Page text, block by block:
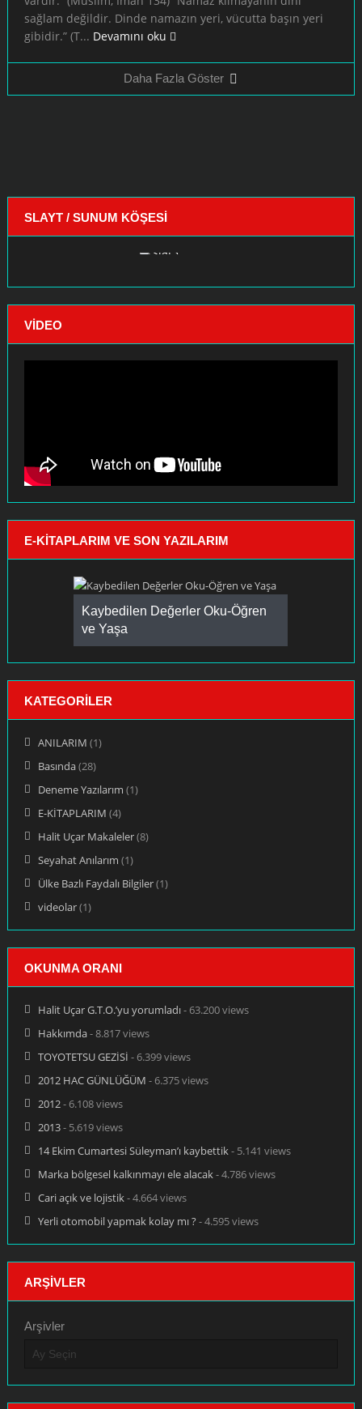
sağlam değildir. Dinde namazın yeri, vücutta başın yeri
gibidir.” (T... Devamını oku
Daha Fazla Göster
SLAYT / SUNUM KÖŞESI
VIDEO
E-KITAPLARIM VE SON YAZILARIM
Kaybedilen Değerler Oku-Öğren
ve Yaşa
KATEGORILER
ANILARIM (1)
Basında(28)
Deneme Yazılarım (1)
E-KİTAPLARIM (4)
Halit Uçar Makaleler(8)
Seyahat Anılarım (1)
Ülke Bazlı Faydalı Bilgiler(1)
videolar(1)
OKUNMA ORANI
Halit Uçar G.T.O.’yu yorumladı- 63.200 views
Hakkımda- 8.817 views
TOYOTETSU GEZİSİ - 6.399 views
2012 HAC GÜNLÜĞÜM - 6.375 views
2012- 6.108 views
2013- 5.619 views
14 Ekim Cumartesi Süleyman’ı kaybettik- 5.141 views
Marka bölgesel kalkınmayı ele alacak- 4.786 views
Cari açık ve lojistik- 4.664 views
Yerli otomobil yapmak kolay mı ? - 4.595 views
ARŞIVLER
Arşivler